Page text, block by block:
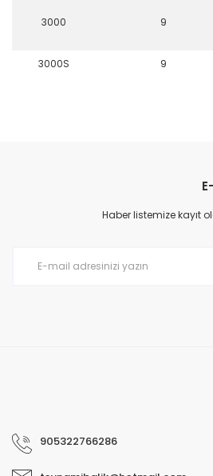
3000 9
3000S 9
Haber listemize kayıt
905322766286